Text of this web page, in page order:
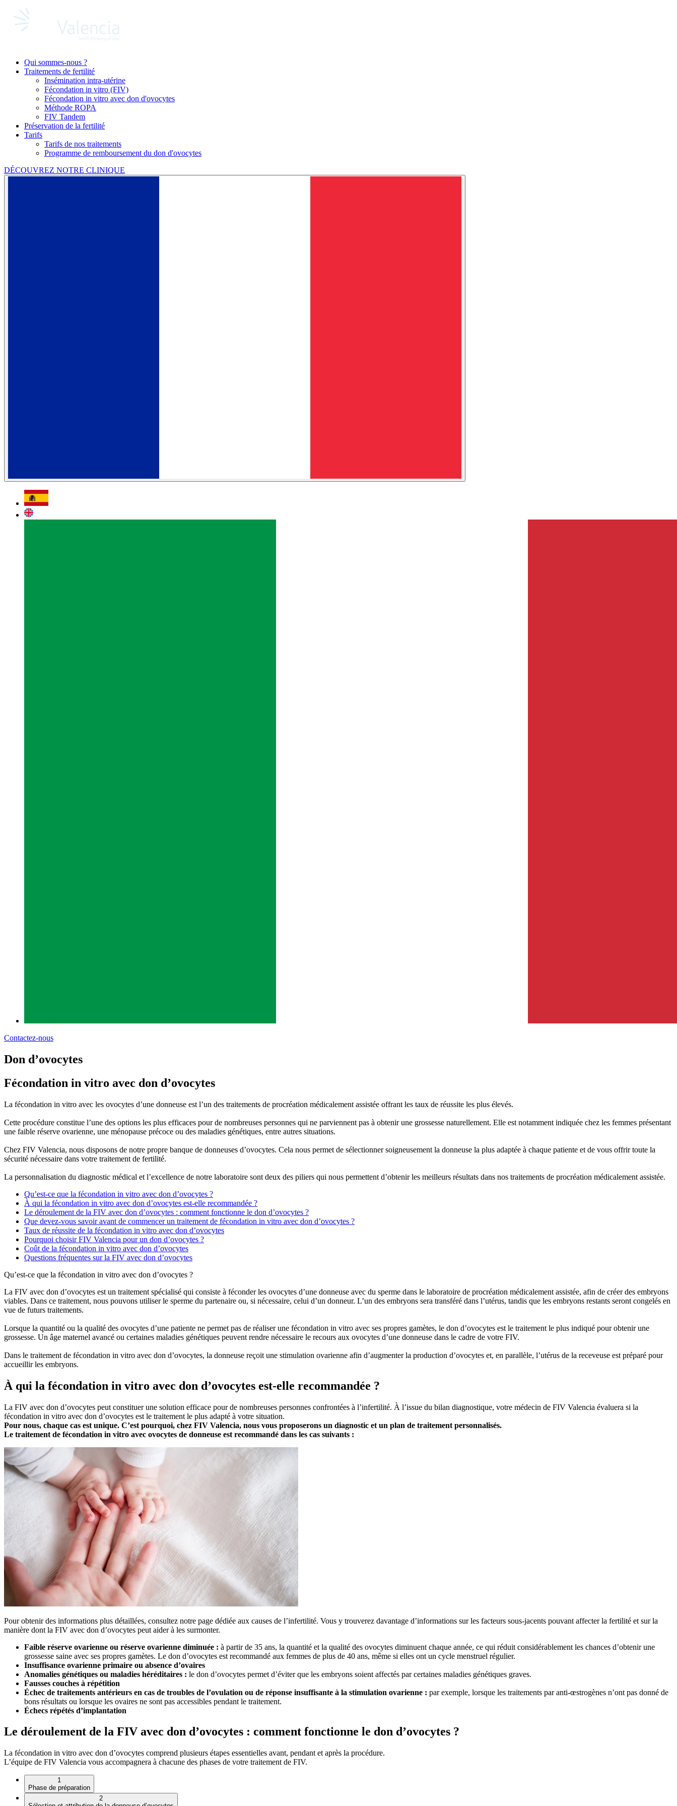
Qui sommes-nous ?
Traitements de fertilité
Insémination intra-utérine
Fécondation in vitro (FIV)
Fécondation in vitro avec don d'ovocytes
Méthode ROPA
FIV Tandem
Préservation de la fertilité
Tarifs
Tarifs de nos traitements
Programme de remboursement du don d'ovocytes
DÉCOUVREZ NOTRE CLINIQUE
Contactez-nous
Don d’ovocytes
Fécondation in vitro avec don d’ovocytes
La fécondation in vitro avec les ovocytes d’une donneuse est l’un des traitements de procréation médicalement assistée offrant les taux de réussite les plus élevés.
Cette procédure constitue l’une des options les plus efficaces pour de nombreuses personnes qui ne parviennent pas à obtenir une grossesse naturellement. Elle est notamment indiquée chez les femmes présentant
une faible réserve ovarienne, une ménopause précoce ou des maladies génétiques, entre autres situations.
Chez FIV Valencia, nous disposons de notre propre banque de donneuses d’ovocytes. Cela nous permet de sélectionner soigneusement la donneuse la plus adaptée à chaque patiente et de vous offrir toute la
sécurité nécessaire dans votre traitement de fertilité.
La personnalisation du diagnostic médical et l’excellence de notre laboratoire sont deux des piliers qui nous permettent d’obtenir les meilleurs résultats dans nos traitements de procréation médicalement assistée.
Qu’est-ce que la fécondation in vitro avec don d’ovocytes ?
À qui la fécondation in vitro avec don d’ovocytes est-elle recommandée ?
Le déroulement de la FIV avec don d’ovocytes : comment fonctionne le don d’ovocytes ?
Que devez-vous savoir avant de commencer un traitement de fécondation in vitro avec don d’ovocytes ?
Taux de réussite de la fécondation in vitro avec don d’ovocytes
Pourquoi choisir FIV Valencia pour un don d’ovocytes ?
Coût de la fécondation in vitro avec don d’ovocytes
Questions fréquentes sur la FIV avec don d’ovocytes
Qu’est-ce que la fécondation in vitro avec don d’ovocytes ?
La FIV avec don d’ovocytes est un traitement spécialisé qui consiste à féconder les ovocytes d’une donneuse avec du sperme dans le laboratoire de procréation médicalement assistée, afin de créer des embryons
viables. Dans ce traitement, nous pouvons utiliser le sperme du partenaire ou, si nécessaire, celui d’un donneur. L’un des embryons sera transféré dans l’utérus, tandis que les embryons restants seront congelés en
vue de futurs traitements.
Lorsque la quantité ou la qualité des ovocytes d’une patiente ne permet pas de réaliser une fécondation in vitro avec ses propres gamètes, le don d’ovocytes est le traitement le plus indiqué pour obtenir une
grossesse. Un âge maternel avancé ou certaines maladies génétiques peuvent rendre nécessaire le recours aux ovocytes d’une donneuse dans le cadre de votre FIV.
Dans le traitement de fécondation in vitro avec don d’ovocytes, la donneuse reçoit une stimulation ovarienne afin d’augmenter la production d’ovocytes et, en parallèle, l’utérus de la receveuse est préparé pour
accueillir les embryons.
À qui la fécondation in vitro avec don d’ovocytes est-elle recommandée ?
La FIV avec don d’ovocytes peut constituer une solution efficace pour de nombreuses personnes confrontées à l’infertilité. À l’issue du bilan diagnostique, votre médecin de FIV Valencia évaluera si la
fécondation in vitro avec don d’ovocytes est le traitement le plus adapté à votre situation.
Pour nous, chaque cas est unique. C’est pourquoi, chez FIV Valencia, nous vous proposerons un diagnostic et un plan de traitement personnalisés.
Le traitement de fécondation in vitro avec ovocytes de donneuse est recommandé dans les cas suivants :
Pour obtenir des informations plus détaillées, consultez notre page dédiée aux causes de l’infertilité. Vous y trouverez davantage d’informations sur les facteurs sous-jacents pouvant affecter la fertilité et sur la
manière dont la FIV avec don d’ovocytes peut aider à les surmonter.
Faible réserve ovarienne ou réserve ovarienne diminuée : à partir de 35 ans, la quantité et la qualité des ovocytes diminuent chaque année, ce qui réduit considérablement les chances d’obtenir une
grossesse saine avec ses propres gamètes. Le don d’ovocytes est recommandé aux femmes de plus de 40 ans, même si elles ont un cycle menstruel régulier.
Insuffisance ovarienne primaire ou absence d’ovaires
Anomalies génétiques ou maladies héréditaires : le don d’ovocytes permet d’éviter que les embryons soient affectés par certaines maladies génétiques graves.
Fausses couches à répétition
Échec de traitements antérieurs en cas de troubles de l’ovulation ou de réponse insuffisante à la stimulation ovarienne : par exemple, lorsque les traitements par anti-œstrogènes n’ont pas donné de
bons résultats ou lorsque les ovaires ne sont pas accessibles pendant le traitement.
Échecs répétés d’implantation
Le déroulement de la FIV avec don d’ovocytes : comment fonctionne le don d’ovocytes ?
La fécondation in vitro avec don d’ovocytes comprend plusieurs étapes essentielles avant, pendant et après la procédure.
L’équipe de FIV Valencia vous accompagnera à chacune des phases de votre traitement de FIV.
1
Phase de préparation
2